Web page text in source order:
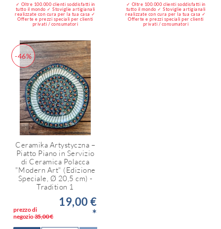
✓ Oltre 100.000 clienti soddisfatti in
tutto il mondo ✓ Stoviglie artigianali
realizzate con cura per la tua casa ✓
Offerte e prezzi speciali per clienti
privati / consumatori
✓ Oltre 100.000 clienti soddisfatti in
tutto il mondo ✓ Stoviglie artigianali
realizzate con cura per la tua casa ✓
Offerte e prezzi speciali per clienti
privati / consumatori
-46%
Ceramika Artystyczna –
Piatto Piano in Servizio
di Ceramica Polacca
"Modern Art" (Edizione
Speciale, Ø 20,5 cm) -
Tradition 1
prezzo di
negozio35,00 €
19,00 €
*